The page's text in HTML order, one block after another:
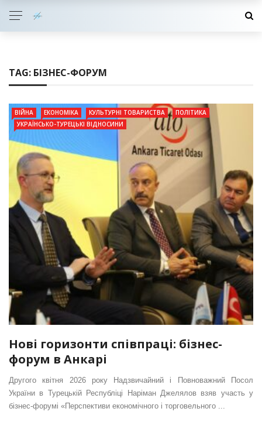
TAG: БІЗНЕС-ФОРУМ
ВІЙНА ЕКОНОМІКА КУЛЬТУРНІ ТОВАРИСТВА
ПОЛІТИКА
УКРАЇНСЬКО-ТУРЕЦЬКІ ВІДНОСИНИ
Нові горизонти співпраці: бізнес-
форум в Анкарі
Другого квітня 2026 року Надзвичайний і Повноважний Посол
України в Турецькій Республіці Наріман Джелялов взяв участь у
бізнес-форумі «Перспективи економічного і торговельного ...